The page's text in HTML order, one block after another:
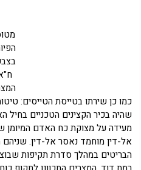
כמו כן שירתו בטייסת הטייסים:
שהיה בכיר הקצינים הטכניים בחיל
מעידה על מצוקת כח האדם המיומן
הבריטים במהלך סדרת תקיפות